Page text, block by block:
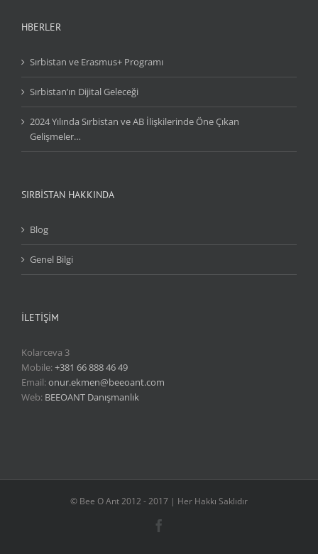
HBERLER
Sırbistan ve Erasmus+ Programı
Sırbistan’ın Dijital Geleceği
2024 Yılında Sırbistan ve AB İlişkilerinde Öne Çıkan
Gelişmeler…
SIRBİSTAN HAKKINDA
Blog
Genel Bilgi
İLETİŞİM
Kolarceva 3
Mobile:+381 66 888 46 49
Email:onur.ekmen@beeoant.com
Web: BEEOANT Danışmanlık
© Bee O Ant 2012 - 2017 | Her Hakkı Saklıdır